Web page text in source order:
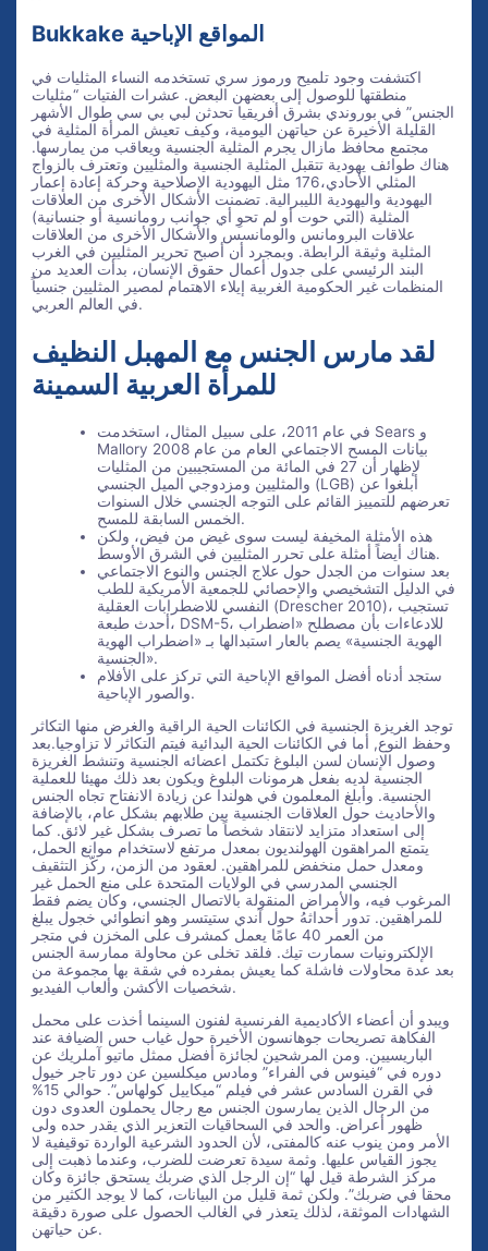
Bukkake المواقع الإباحية
اكتشفت وجود تلميح ورموز سري تستخدمه النساء المثليات في
منطقتها للوصول إلى بعضهن البعض. عشرات الفتيات “مثليات
الجنس” في بوروندي بشرق أفريقيا تحدثن لبي بي سي طوال الأشهر
القليلة الأخيرة عن حياتهن اليومية، وكيف تعيش المرأة المثلية في
مجتمع محافظ مازال يجرم المثلية الجنسية ويعاقب من يمارسها.
هناك طوائف يهودية تتقبل المثلية الجنسية والمثليين وتعترف بالزواج
المثلي الأحادي،176 مثل اليهودية الإصلاحية وحركة إعادة إعمار
اليهودية واليهودية الليبرالية. تضمنت الأشكال الأخرى من العلاقات
المثلية (التي حوت أو لم تحوِ أي جوانب رومانسية أو جنسانية)
علاقات البرومانس والومانسس والأشكال الأخرى من العلاقات
المثلية وثيقة الرابطة. وبمجرد أن أصبح تحرير المثليين في الغرب
البند الرئيسي على جدول أعمال حقوق الإنسان، بدأت العديد من
المنظمات غير الحكومية الغربية إيلاء الاهتمام لمصير المثليين جنسياً
في العالم العربي.
لقد مارس الجنس مع المهبل النظيف
للمرأة العربية السمينة
في عام 2011، على سبيل المثال، استخدمت Sears و
Mallory بيانات المسح الاجتماعي العام من عام 2008
لإظهار أن 27 في المائة من المستجيبين من المثليات
والمثليين ومزدوجي الميل الجنسي (LGB) أبلغوا عن
تعرضهم للتمييز القائم على التوجه الجنسي خلال السنوات
الخمس السابقة للمسح.
هذه الأمثلة المخيفة ليست سوى غيض من فيض، ولكن
هناك أيضاً أمثلة على تحرر المثليين في الشرق الأوسط.
بعد سنوات من الجدل حول علاج الجنس والنوع الاجتماعي
في الدليل التشخيصي والإحصائي للجمعية الأمريكية للطب
النفسي للاضطرابات العقلية (Drescher 2010)، تستجيب
أحدث طبعة، DSM-5، للادعاءات بأن مصطلح «اضطراب
الهوية الجنسية» يصم بالعار استبدالها بـ «اضطراب الهوية
الجنسية».
ستجد أدناه أفضل المواقع الإباحية التي تركز على الأفلام
والصور الإباحية.
توجد الغريزة الجنسية في الكائنات الحية الراقية والغرض منها التكاثر
وحفظ النوع, أما في الكائنات الحية البدائية فيتم التكاثر لا تزاوجيا.بعد
وصول الإنسان لسن البلوغ تكتمل اعضائه الجنسية وتنشط الغريزة
الجنسية لديه بفعل هرمونات البلوغ ويكون بعد ذلك مهيئا للعملية
الجنسية. وأبلغ المعلمون في هولندا عن زيادة الانفتاح تجاه الجنس
والأحاديث حول العلاقات الجنسية بين طلابهم بشكل عام، بالإضافة
إلى استعداد متزايد لانتقاد شخصاً ما تصرف بشكل غير لائق. كما
يتمتع المراهقون الهولنديون بمعدل مرتفع لاستخدام موانع الحمل،
ومعدل حمل منخفض للمراهقين. لعقود من الزمن، ركّز التثقيف
الجنسي المدرسي في الولايات المتحدة على منع الحمل غير
المرغوب فيه، والأمراض المنقولة بالاتصال الجنسي، وكان يضم فقط
للمراهقين. تدور أحداثهُ حول آندي ستيتسر وهو انطوائي خجول يبلغ
من العمر 40 عامًا يعمل كمشرف على المخزن في متجر
الإلكترونيات سمارت تيك. فلقد تخلى عن محاولة ممارسة الجنس
بعد عدة محاولات فاشلة كما يعيش بمفرده في شقة بها مجموعة من
شخصيات الأكشن وألعاب الفيديو.
ويبدو أن أعضاء الأكاديمية الفرنسية لفنون السينما أخذت على محمل
الفكاهة تصريحات جوهانسون الأخيرة حول غياب حس الضيافة عند
الباريسيين. ومن المرشحين لجائزة أفضل ممثل ماتيو آملريك عن
دوره في “فينوس في الفراء” ومادس ميكلسين عن دور تاجر خيول
في القرن السادس عشر في فيلم “ميكاييل كولهاس”. حوالي 15%
من الرجال الذين يمارسون الجنس مع رجال يحملون العدوى دون
ظهور أعراض. والحد في السحاقيات التعزير الذي يقدر حده ولى
الأمر ومن ينوب عنه كالمفتى، لأن الحدود الشرعية الواردة توقيفية لا
يجوز القياس عليها. وثمة سيدة تعرضت للضرب، وعندما ذهبت إلى
مركز الشرطة قيل لها “إن الرجل الذي ضربك يستحق جائزة وكان
محقا في ضربك”. ولكن ثمة قليل من البيانات، كما لا يوجد الكثير من
الشهادات الموثقة، لذلك يتعذر في الغالب الحصول على صورة دقيقة
عن حياتهن.